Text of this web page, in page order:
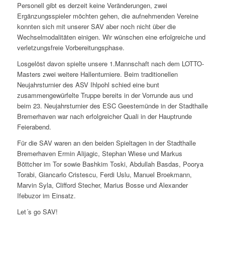
Personell gibt es derzeit keine Veränderungen, zwei
Ergänzungsspieler möchten gehen, die aufnehmenden Vereine
konnten sich mit unserer SAV aber noch nicht über die
Wechselmodalitäten einigen. Wir wünschen eine erfolgreiche und
verletzungsfreie Vorbereitungsphase.
Losgelöst davon spielte unsere 1.Mannschaft nach dem LOTTO-
Masters zwei weitere Hallenturniere. Beim traditionellen
Neujahrsturnier des ASV Ihlpohl schied eine bunt
zusammengewürfelte Truppe bereits in der Vorrunde aus und
beim 23. Neujahrsturnier des ESC Geestemünde in der Stadthalle
Bremerhaven war nach erfolgreicher Quali in der Hauptrunde
Feierabend.
Für die SAV waren an den beiden Spieltagen in der Stadthalle
Bremerhaven Ermin Alijagic, Stephan Wiese und Markus
Böttcher im Tor sowie Bashkim Toski, Abdullah Basdas, Poorya
Torabi, Giancarlo Cristescu, Ferdi Uslu, Manuel Broekmann,
Marvin Syla, Clifford Stecher, Marius Bosse und Alexander
Ifebuzor im Einsatz.
Let´s go SAV!